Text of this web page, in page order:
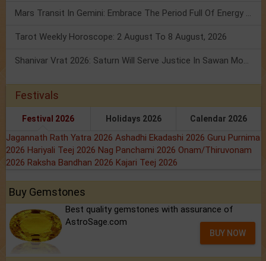
Mars Transit In Gemini: Embrace The Period Full Of Energy & Intelligence
Tarot Weekly Horoscope: 2 August To 8 August, 2026
Shanivar Vrat 2026: Saturn Will Serve Justice In Sawan Month!
Festivals
Festival 2026 Holidays 2026 Calendar 2026
Jagannath Rath Yatra 2026 Ashadhi Ekadashi 2026 Guru Purnima
2026 Hariyali Teej 2026 Nag Panchami 2026 Onam/Thiruvonam
2026 Raksha Bandhan 2026 Kajari Teej 2026
Buy Gemstones
Best quality gemstones with assurance of
AstroSage.com
BUY NOW